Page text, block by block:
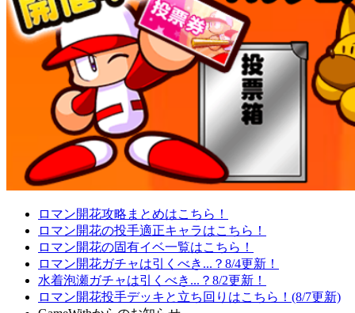
ロマン開花攻略まとめはこちら！
ロマン開花の投手適正キャラはこちら！
ロマン開花の固有イベ一覧はこちら！
ロマン開花ガチャは引くべき...？8/4更新！
水着泡瀬ガチャは引くべき...？8/2更新！
ロマン開花投手デッキと立ち回りはこちら！(8/7更新)